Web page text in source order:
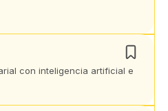
con inteligencia artificial e